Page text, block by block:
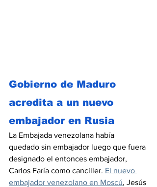
Gobierno de Maduro
acredita a un nuevo
embajador en Rusia
La Embajada venezolana había
quedado sin embajador luego que fuera
designado el entonces embajador,
Carlos Faría como canciller. El nuevo
embajador venezolano en Moscú, Jesús